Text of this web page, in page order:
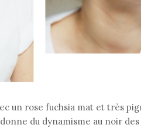
un rose fuchsia mat et très
du dynamisme au noir